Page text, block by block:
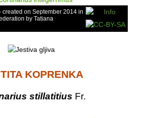
created on September 2014 in
by Tatiana
KOPRENKA
stillatitius Fr.